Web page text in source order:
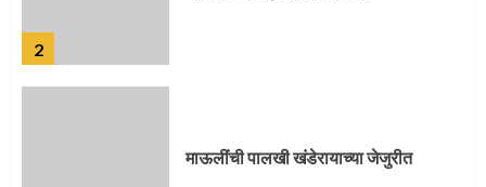
2
माऊलींची पालखी खंडेरायाच्या जेजुरीत